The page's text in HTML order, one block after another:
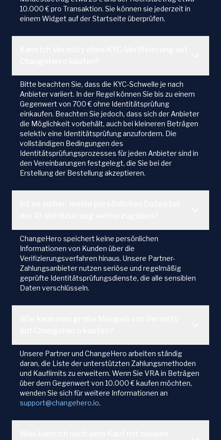
10.000 € pro Transaktion. Sie können sie jederzeit in
einem Widget auf der Startseite überprüfen.
Bitte beachten Sie, dass die KYC-Schwelle je nach
Anbieter variiert. In der Regel können Sie bis zu einem
Gegenwert von 700 € ohne Identitätsprüfung
einkaufen. Beachten Sie jedoch, dass sich der Anbieter
die Möglichkeit vorbehält, auch bei kleineren Beträgen
selektiv eine Identitätsprüfung anzufordern. Die
vollständigen Bedingungen des
Identitätsprüfungsprozesses für jeden Anbieter sind in
den Vereinbarungen festgelegt, die Sie bei der
Erstellung der Bestellung akzeptieren.
ChangeHero speichert keine persönlichen
Informationen von Kunden über die
Verifizierungsverfahren hinaus. Unsere Partner-
Zahlungsanbieter nutzen seriöse und regelmäßig
geprüfte Identitätsprüfungsdienste, die alle sensiblen
Daten verschlüsseln.
Unsere Partner und ChangeHero arbeiten ständig
daran, die Liste der unterstützten Zahlungsmethoden
und Kauflimits zu erweitern. Wenn Sie VRA in Beträgen
über dem Gegenwert von 10.000 € kaufen möchten,
wenden Sie sich für weitere Informationen an
support@changehero.io.